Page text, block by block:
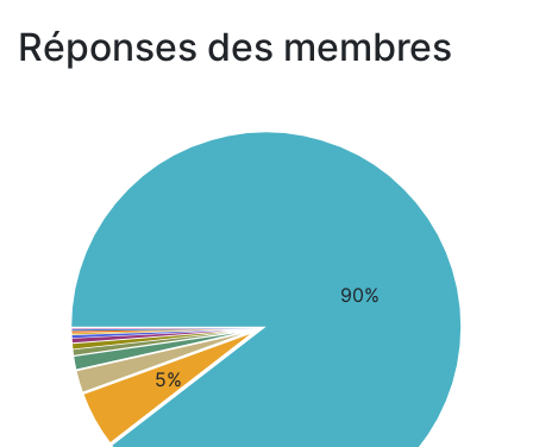
Réponses des membres
90%
5%